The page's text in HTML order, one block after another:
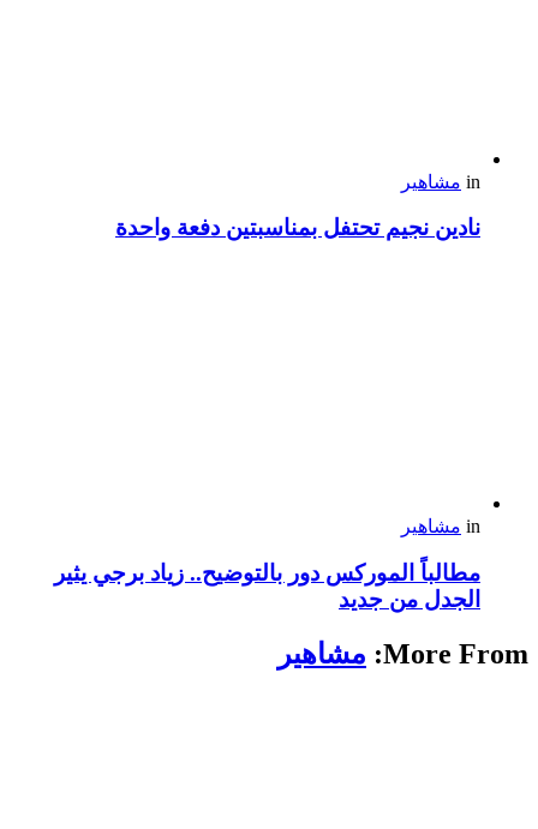
in مشاهير
نادين نجيم تحتفل بمناسبتين دفعة واحدة
in مشاهير
مطالباً الموركس دور بالتوضيح.. زياد برجي يثير
الجدل من جديد
More From: مشاهير